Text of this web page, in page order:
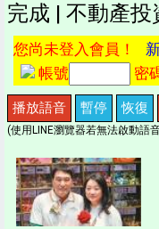
完成 | 不動產投
您尚未登入會員！
帳號
密
播放語音 暫停 恢復
(使用LINE瀏覽器若無法啟動語